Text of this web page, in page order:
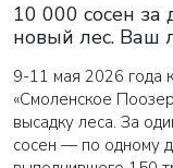
10 000 сосен за
новый лес. Ваш
9-11 мая 2026 года
«Смоленское
высадку леса. За
сосен — по одному